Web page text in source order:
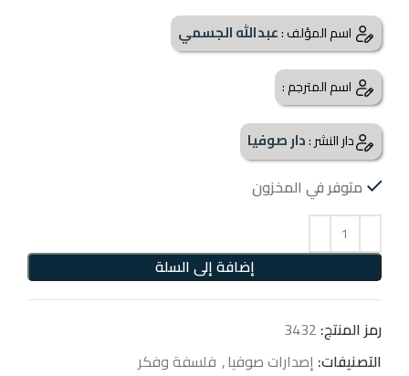
اسم المؤلف :عبدالله الجسمي
اسم المترجم :
دار النشر :دار صوفيا
متوفر في المخزون
إضافة إلى السلة
رمز المنتج: 3432
التصنيفات: إصدارات صوفيا, فلسفة وفكر